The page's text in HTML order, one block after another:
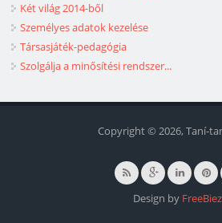
Két világ 2014-ből
Személyes adatok kezelése
Társasjáték-pedagógia
Szolgálja a minősítési rendszer...
Copyright © 2026, Taní-
Design by